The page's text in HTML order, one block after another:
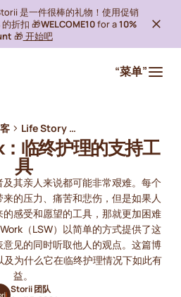
是一件很棒的礼物！使用促销
的折扣 🎁WELCOME10for a10%
🎁 开始吧
“菜单”
Life Story Work：临终护理的支持工具
临终护理的支持工
具
其亲人来说都可能非常艰难。每个
的压力、痛苦和悲伤，但是如果人
感受和愿望的工具，那就更加困难
（LSW）以简单的方式提供了这
见的同时听取他人的观点。这篇博
为什么它在临终护理情况下如此有
益。
Storii 团队